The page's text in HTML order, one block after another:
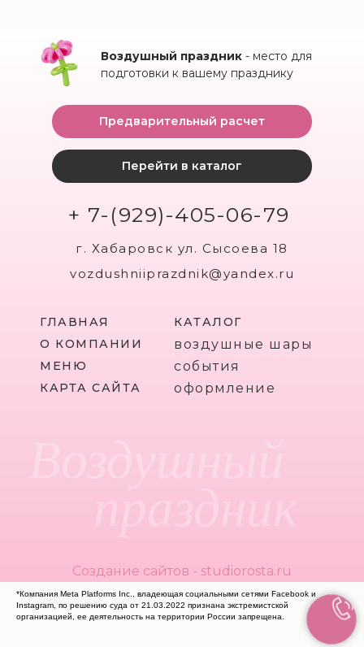
Воздушный праздник - место для
подготовки к вашему празднику
ГЛАВНАЯ
Создание сайтов - studiorosta.ru
Перейти в каталог
Предварительный расчет
+ 7-(929)-405-06-79
г. Хабаровск ул. Сысоева 18
vozdushniiprazdnik@yandex.ru
О КОМПАНИИ
КАРТА САЙТА
МЕНЮ
КАТАЛОГ
воздушные шары
события
оформление
*Компания Meta Platforms Inc., владеющая социальными сетями Facebook и
Instagram, по решению суда от 21.03.2022 признана экстремистской
организацией, ее деятельность на территории России запрещена.